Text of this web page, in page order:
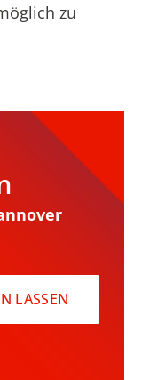
zu
LASSEN